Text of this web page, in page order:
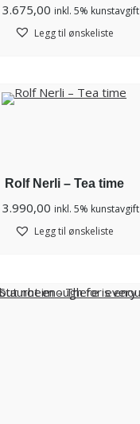
3.675,00 inkl. 5% kunstavgift
Legg til ønskeliste
Rolf Nerli – Tea time
3.990,00 inkl. 5% kunstavgift
Legg til ønskeliste